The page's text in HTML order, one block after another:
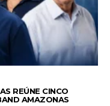
REÚNE CINCO
AMAZONAS